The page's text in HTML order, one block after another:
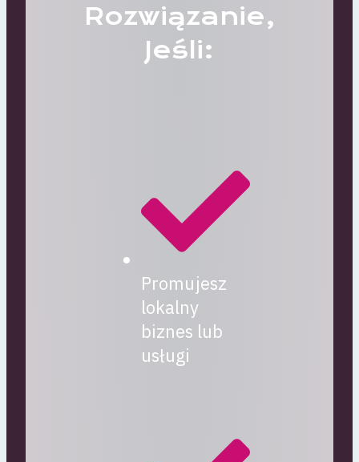
Rozwiązanie,
Jeśli:
Promujesz
lokalny
biznes lub
usługi